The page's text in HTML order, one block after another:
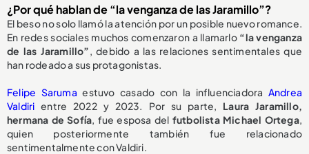
¿Por qué hablan de “la venganza de las Jaramillo”?
El beso no solo llamó la atención por un posible nuevo romance.
En redes sociales muchos comenzaron a llamarlo “la venganza
de las Jaramillo”, debido a las relaciones sentimentales que
han rodeado a sus protagonistas.
Felipe Saruma estuvo casado con la influenciadora Andrea
Valdiri entre 2022 y 2023. Por su parte, Laura Jaramillo,
hermana de Sofía, fue esposa del futbolista Michael Ortega,
quien posteriormente también fue relacionado
sentimentalmente con Valdiri.